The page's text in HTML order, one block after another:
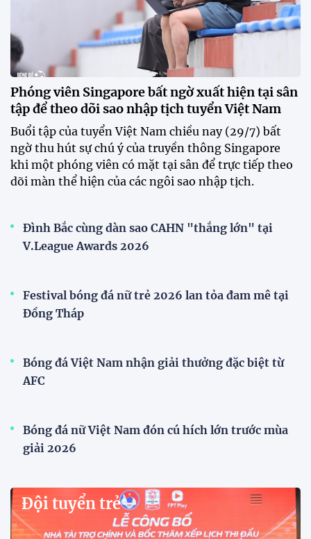
HLV Văn Sỹ Sơn: "Tôi đặt bút ký bằng niềm tin và
CLB Sông Lam Nghệ An chính thức có nhà tài trợ
mới
Tiền đạo Đình Bắc chốt tương lai sau tin đồn sang
Nhật Bản thi đấu
ĐKVĐ Cúp Quốc gia chiêu mộ sao trẻ của ĐT Việt
Nam
Đội tuyển Việt Nam
Việt Nam tăng gấp đôi
Sau khi tuyển Việt Nam giành ngôi nhất bảng A và
vào bán kết ASEAN Cup 2026, VFF đã công bố thời